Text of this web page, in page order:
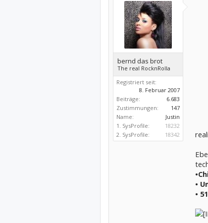
bernd das brot
The real RocknRolla
Registriert seit:
8. Februar 2007
Beiträge:
6.683
Zustimmungen:
147
Name:
Justin
1. SysProfile:
18232
2. SysProfile:
18342
•
•
•